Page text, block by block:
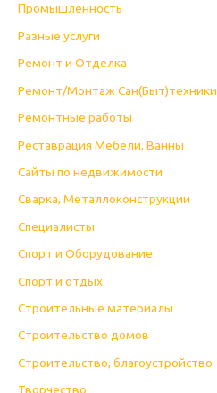
Промышленность
Разные услуги
Ремонт и Отделка
Ремонт/Монтаж Сан(Быт)техники
Ремонтные работы
Реставрация Мебели, Ванны
Сайты по недвижимости
Сварка, Металлоконструкции
Специалисты
Спорт и Оборудование
Спорт и отдых
Строительные материалы
Строительство домов
Строительство, благоустройство
Творчество